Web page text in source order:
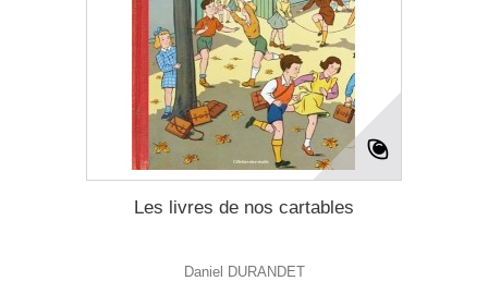
Les livres de nos cartables
Daniel DURANDET